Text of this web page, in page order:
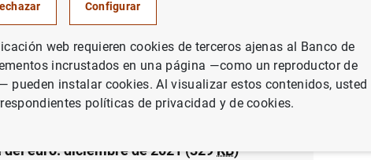
euro: diciembre de 2021 (329KB)
Configurar
web requieren cookies de terceros ajenas al Banco de
incrustados en una página —como un reproductor de
pueden instalar cookies. Al visualizar estos contenidos, usted
políticas de privacidad y de cookies.